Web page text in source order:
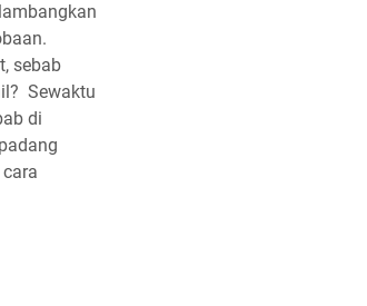
sebab
Sewaktu
di